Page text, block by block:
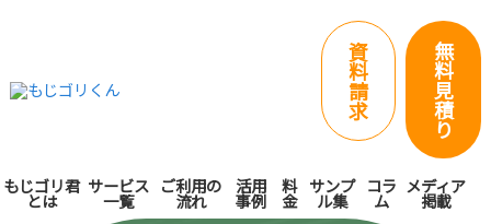
資
料
請
求
無
料
見
積
り
もじゴリ君
とは
サービス
一覧
ご利用の
流れ
活用
事例
料
金
サンプ
ル集
コラ
ム
メディア
掲載